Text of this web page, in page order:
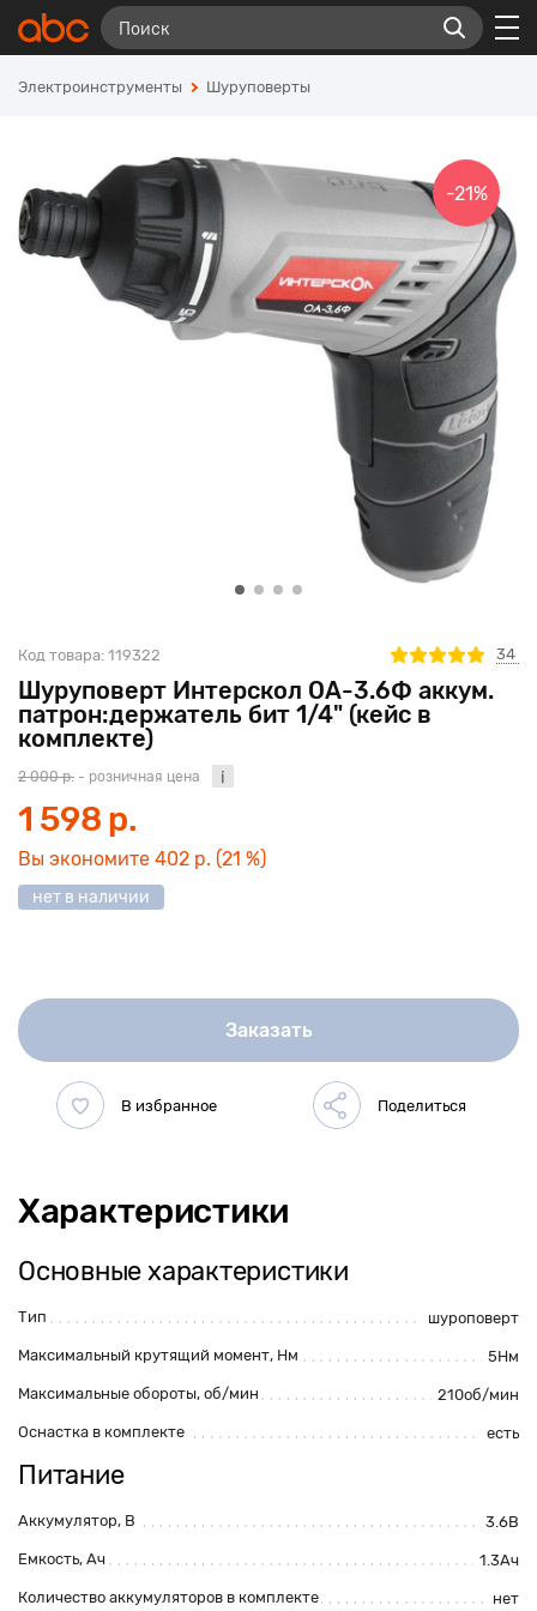
Электроинструменты Шуруповерты
Шуруповерт Интерскол ОА-3.6Ф аккум.
патрон:держатель бит 1/4" (кейс в
комплекте)
Код товара: 119322 34
-21%
2 000 р. - розничная цена
1 598 р.
Вы экономите 402 р. (21 %)
нет в наличии
Заказать
Характеристики
Основные характеристики
Тип шуроповерт
Максимальный крутящий момент, Нм 5Нм
Максимальные обороты, об/мин 210об/мин
Оснастка в комплекте есть
Питание
Аккумулятор, В 3.6В
Емкость, Ач 1.3Ач
Количество аккумуляторов в комплекте нет